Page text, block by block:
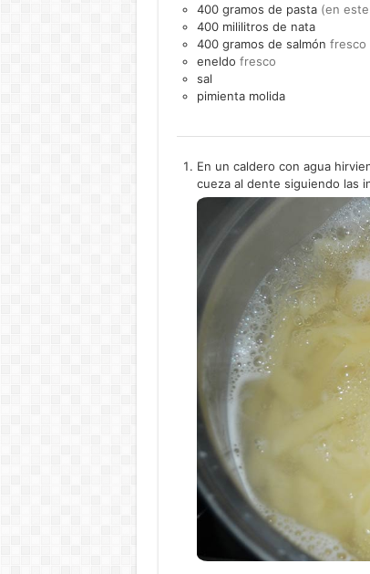
400 gramos de pasta (en
400 mililitros de nata
400 gramos de salmón fresco
eneldo fresco
sal
pimienta molida
En un caldero con agua
cueza al dente siguiendo las